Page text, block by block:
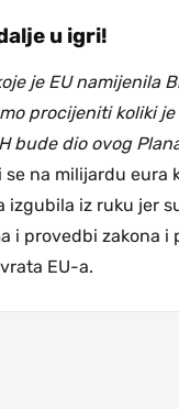
u igri!
je EU namijenila
procijeniti koliki
bude dio ovog
na milijardu eura
izgubila iz ruku jer
i provedbi zakona i
EU-a.